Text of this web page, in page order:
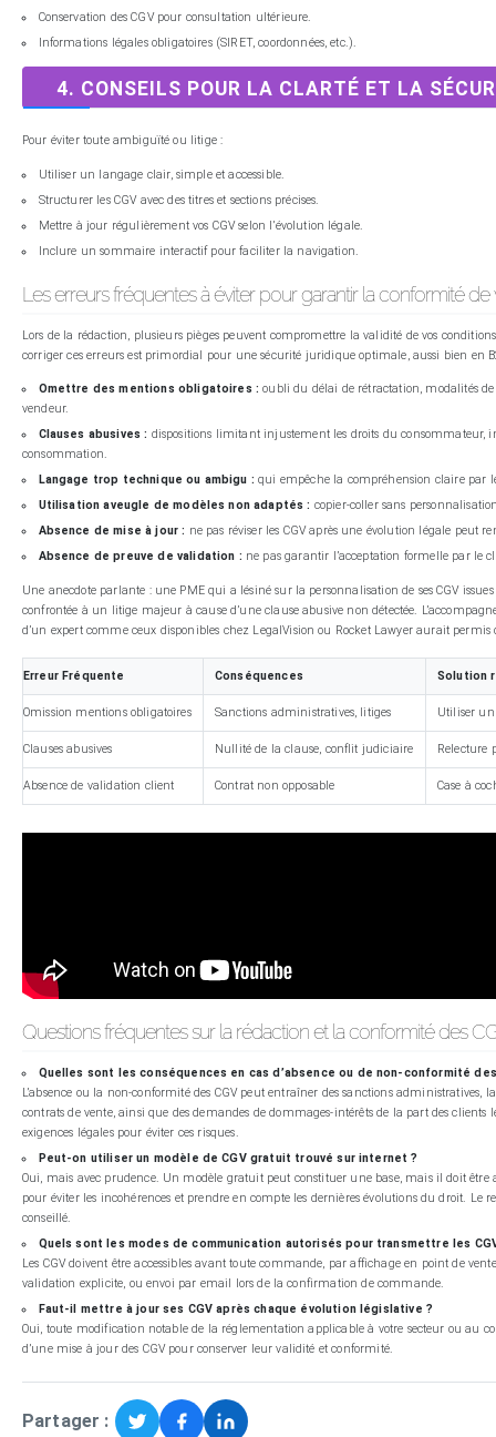
Conservation des CGV pour consultation ultérieure.
Informations légales obligatoires (SIRET, coordonnées, etc.).
4. CONSEILS POUR LA CLARTÉ ET LA
Pour éviter toute ambiguïté ou litige :
Utiliser un langage clair, simple et accessible.
Structurer les CGV avec des titres et sections précises.
Mettre à jour régulièrement vos CGV selon l’évolution légale.
Inclure un sommaire interactif pour faciliter la navigation.
Les erreurs fréquentes à éviter pour garantir la conformité de
Lors de la rédaction, plusieurs pièges peuvent compromettre la validité de vos
corriger ces erreurs est primordial pour une sécurité juridique optimale, aussi bien en
Omettre des mentions obligatoires : oubli du délai de rétractation, modalités
vendeur.
Clauses abusives : dispositions limitant injustement les droits du consommateur,
consommation.
Langage trop technique ou ambigu : qui empêche la compréhension claire par
Utilisation aveugle de modèles non adaptés : copier-coller sans
Absence de mise à jour : ne pas réviser les CGV après une évolution légale peut
Absence de preuve de validation : ne pas garantir l’acceptation formelle par le
Une anecdote parlante : une PME qui a lésiné sur la personnalisation de ses CGV
confrontée à un litige majeur à cause d’une clause abusive non détectée.
d’un expert comme ceux disponibles chez LegalVision ou Rocket Lawyer aurait permis
Erreur Fréquente Conséquences Solution
Omission mentions obligatoires Sanctions administratives, litiges Utiliser
Clauses abusives Nullité de la clause, conflit judiciaire Relecture
Absence de validation client Contrat non opposable Case à
Questions fréquentes sur la rédaction et la conformité des
Quelles sont les conséquences en cas d’absence ou de non-conformité des
L’absence ou la non-conformité des CGV peut entraîner des sanctions administratives,
contrats de vente, ainsi que des demandes de dommages-intérêts de la part des clients
exigences légales pour éviter ces risques.
Peut-on utiliser un modèle de CGV gratuit trouvé sur internet ?
Oui, mais avec prudence. Un modèle gratuit peut constituer une base, mais il doit être
pour éviter les incohérences et prendre en compte les dernières évolutions du droit. Le
conseillé.
Quels sont les modes de communication autorisés pour transmettre les
Les CGV doivent être accessibles avant toute commande, par affichage en point de
validation explicite, ou envoi par email lors de la confirmation de commande.
Faut-il mettre à jour ses CGV après chaque évolution législative ?
Oui, toute modification notable de la réglementation applicable à votre secteur ou au
d’une mise à jour des CGV pour conserver leur validité et conformité.
Partager :